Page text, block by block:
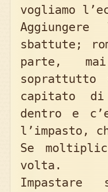
vogliamo
sbattute;
parte,
capitato
dentro e
l’impasto,
Se
volta.